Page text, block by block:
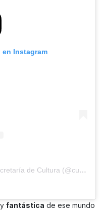
en Instagram
Una publicación compartida de Secretaría de Cultura (@culturamx)
y fantástica de ese mundo